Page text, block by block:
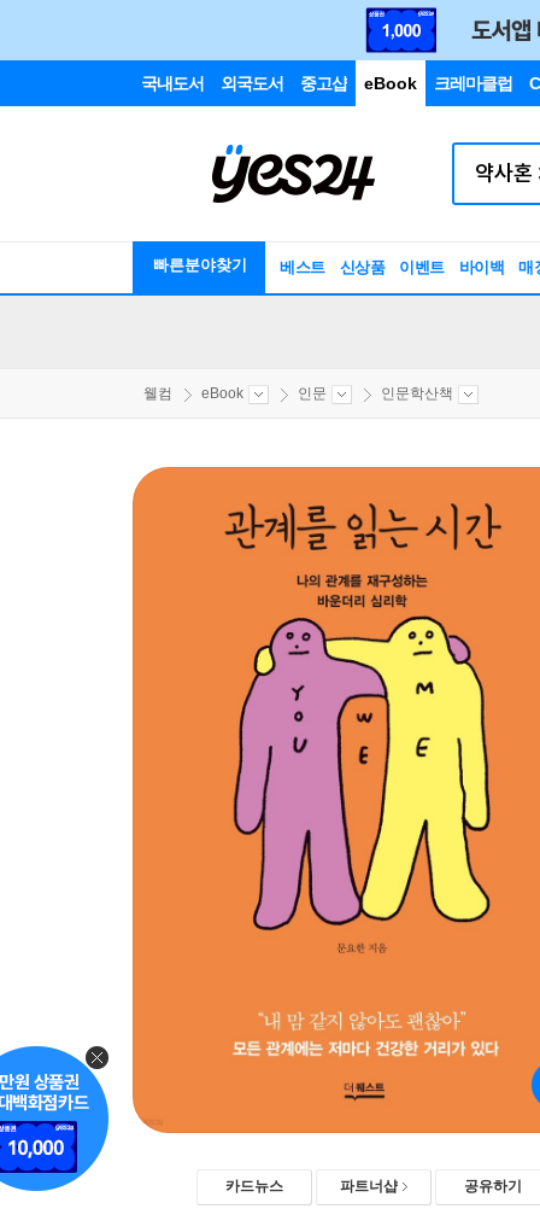
국내도서 외국도서 중고샵 eBook 크레마클럽
빠른분야찾기 베스트 신상품 이벤트 바이백 매
웰컴 eBook 인문 인문학산책
카드뉴스 파트너샵 공유하기